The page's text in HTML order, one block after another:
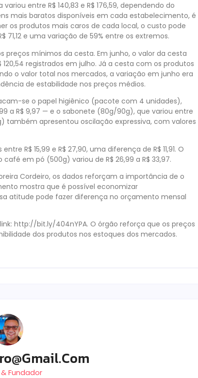
entre R$ 140,83 e R$ 176,59, dependendo do
mais baratos disponíveis em cada estabelecimento, é
os produtos mais caros de cada local, o custo pode
71,12 e uma variação de 59% entre os extremos.
mínimos da cesta. Em junho, o valor da cesta
120,54 registrados em julho. Já a cesta com os produtos
o valor total nos mercados, a variação em junho era
de estabilidade nos preços médios.
se o papel higiênico (pacote com 4 unidades),
a R$ 9,97 — e o sabonete (80g/90g), que variou entre
também apresentou oscilação expressiva, com valores
R$ 15,99 e R$ 27,90, uma diferença de R$ 11,91. O
em pó (500g) variou de R$ 26,99 a R$ 33,97.
Cordeiro, os dados reforçam a importância de o
mostra que é possível economizar
atitude pode fazer diferença no orçamento mensal
http://bit.ly/404nYPA. O órgão reforça que os preços
dos produtos nos estoques dos mercados.
Fundador